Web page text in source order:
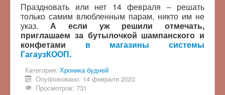
Праздновать или нет 14 февраля – решать
только самим влюбленным парам, никто им не
указ. А если уж решили отмечать,
приглашаем за бутылочкой шампанского и
конфетами в магазины системы
ГагаузКООП.
Категория: Хроника будней
Опубликовано: 14 февраля 2023
Просмотров: 731